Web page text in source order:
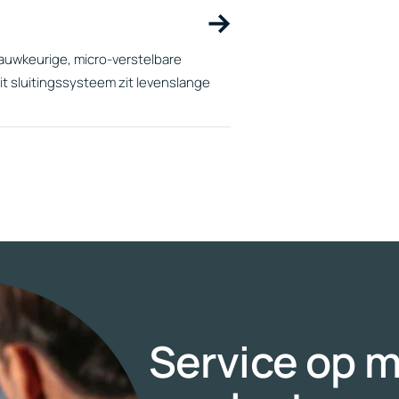
micro-verstelbare
sluitingssysteem zit levenslange
Service op